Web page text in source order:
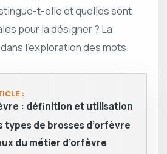
t-elle et quelles sont
pour la désigner ? La
l’exploration des mots.
:
: définition et utilisation
types de brosses d’orfèvre
du métier d’orfèvre